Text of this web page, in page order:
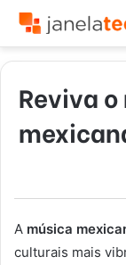
Reviva
A música
culturais mais